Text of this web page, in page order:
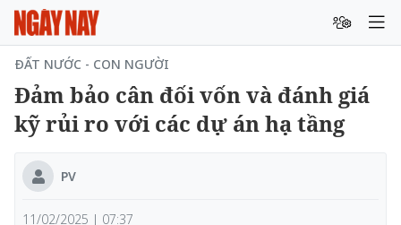
ĐẤT NƯỚC - CON NGƯỜI
Đảm bảo cân đối vốn và đánh giá
kỹ rủi ro với các dự án hạ tầng
PV
11/02/2025 | 07:37